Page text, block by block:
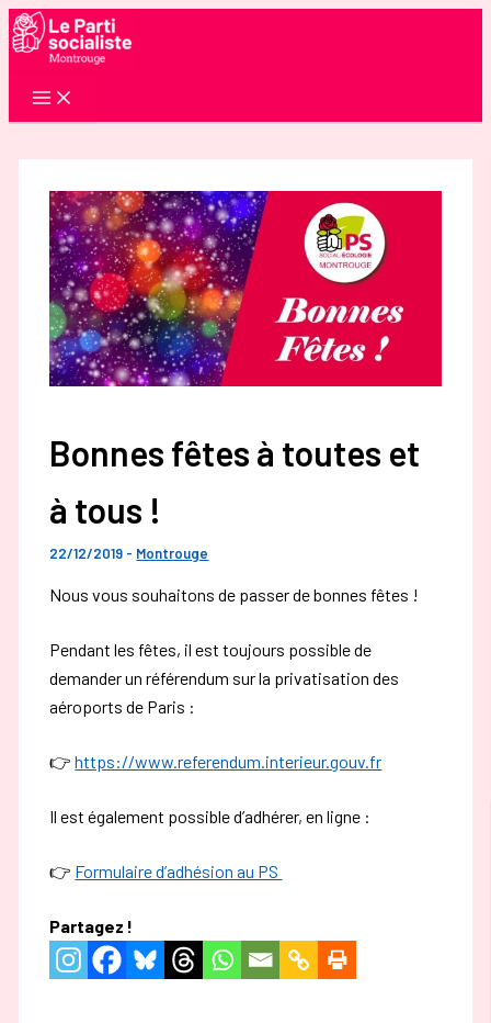
Aller
au
Bonnes fêtes à toutes et
à tous !
22/12/2019 - Montrouge
Nous vous souhaitons de passer de bonnes fêtes !
Pendant les fêtes, il est toujours possible de
demander un référendum sur la privatisation des
aéroports de Paris :
👉https://www.referendum.interieur.gouv.fr
Il est également possible d’adhérer, en ligne :
👉 Formulaire d’adhésion au PS
Partagez !